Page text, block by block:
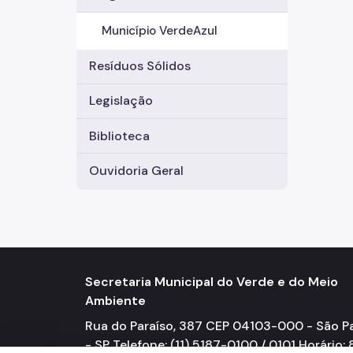
Município VerdeAzul
Resíduos Sólidos
Legislação
Biblioteca
Ouvidoria Geral
Secretaria Municipal do Verde e do Meio
Ambiente
Rua do Paraíso, 387 CEP 04103-000 - São
- SP Telefone: (11) 5187-0100 / 0101 Horário: